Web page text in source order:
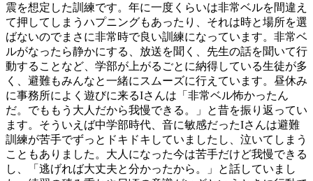
震を想定した訓練です。年に一度くらいは非常ベルを間違え
て押してしまうハプニングもあったり、それは時と場所を選
ばないのでまさに非常時で良い訓練になっています。非常ベ
ルがなったら静かにする、放送を聞く、先生の話を聞いて行
動することなど、学部が上がるごとに納得している生徒が多
く、避難もみんなと一緒にスムーズに行えています。昼休み
に事務所によく遊びに来るIさんは「非常ベル怖かったん
だ。でももう大人だから我慢できる。」と昔を振り返ってい
ます。そういえば中学部時代、音に敏感だったIさんは避難
訓練が苦手でずっとドキドキしていましたし、泣いてしまう
こともありました。大人になった今は苦手だけど我慢できる
し、「逃げれば大丈夫と分かったから。」と話していまし